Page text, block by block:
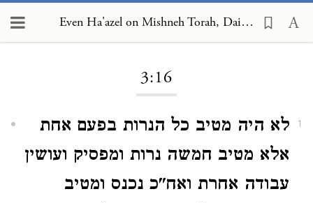
Even Ha'azel on Mishneh Torah, Daily Offerings and Additional Offerings 3:16
3:16
1
לא היה מטיב כל הנרות בפעם אחת
אלא מטיב חמשה נרות ומפסיק ועושין
עבודה אחרת ואח"כ נכנס ומטיב